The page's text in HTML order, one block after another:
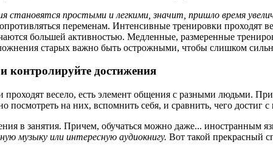
становятся простыми и легкими, значит, пришло время
переменам. Интенсивные тренировки проходят
большей активностью. Медленные, размеренные
старых важно быть острожными, чтобы слишком
контролируйте достижения
весело, есть элемент общения с разными людьми. При
на них, вспомнить себя, и сравнить, чего достиг с
в занятия. Причем, обучаться можно даже... иностранным
музыку или интересную аудиокнигу. Вот такой прекрасный